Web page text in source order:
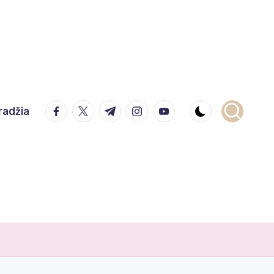
facebook.com
twitter.com
t.me instagram.com
youtube.com